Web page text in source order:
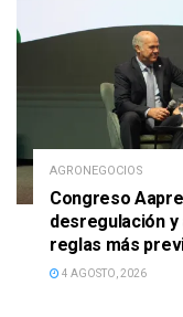
AGRONEGOCIOS
Congreso
desregulación
reglas más
4 AGOSTO, 2026